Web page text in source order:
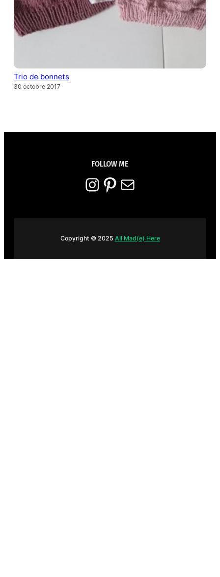
Trio de bonnets
30 octobre 2017
FOLLOW ME
Instagram Pinterest E-mail
Copyright © 2025 All Mad(e) Here